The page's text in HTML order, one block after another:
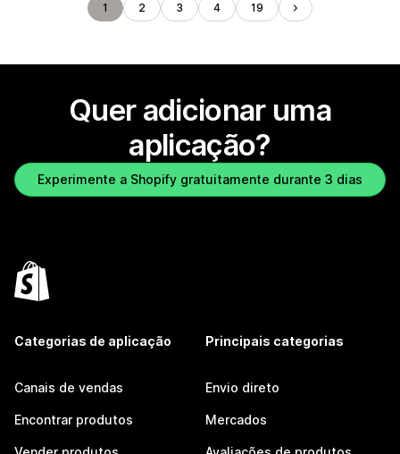
1 2 3 4 19
Quer adicionar uma
aplicação?
Experimente a Shopify gratuitamente durante 3 dias
Categorias de aplicação
Canais de vendas
Encontrar produtos
Principais categorias
Envio direto
Mercados